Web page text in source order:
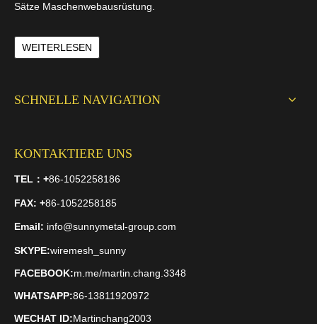
Sätze Maschenwebausrüstung.
WEITERLESEN
SCHNELLE NAVIGATION
KONTAKTIERE UNS
TEL： +86-1052258186
FAX: +86-1052258185
Email: info@sunnymetal-group.com
SKYPE:wiremesh_sunny
FACEBOOK:m.me/martin.chang.3348
WHATSAPP:86-13811920972
WECHAT ID:Martinchang2003